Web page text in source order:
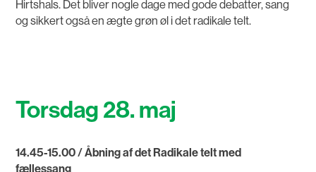
Hirtshals. Det bliver nogle dage med gode debatter, sang
og sikkert også en ægte grøn øl i det radikale telt.
Torsdag 28. maj
14.45-15.00 / Åbning af det Radikale telt med
fællessang